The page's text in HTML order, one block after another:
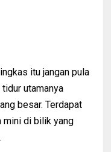
itu jangan pula
utamanya
besar. Terdapat
mini di bilik yang